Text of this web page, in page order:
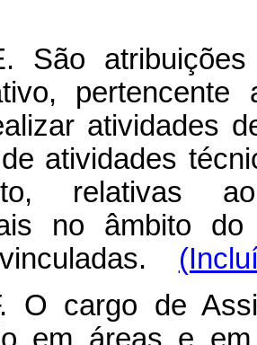
São
atividades
atividades
relativas
no âmbito
O cargo de
em áreas e